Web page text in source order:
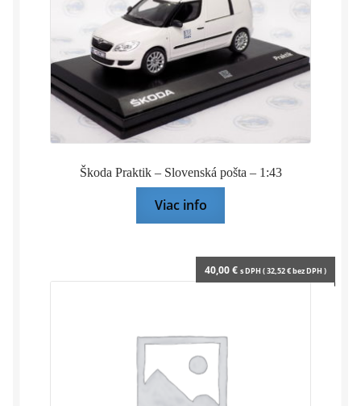
Škoda Praktik – Slovenská pošta – 1:43
Viac info
40,00€ s DPH (32,52€bez DPH )